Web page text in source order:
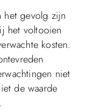
het gevolg zijn
het voltooien
kosten.
niet
de waarde